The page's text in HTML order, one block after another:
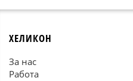
ХЕЛИКОН
За нас
Работа